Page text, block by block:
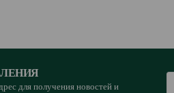
для получения новостей и